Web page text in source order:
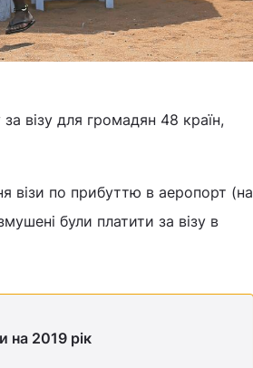
візу для громадян 48 країн,
візи по прибуттю в аеропорт (на
були платити за візу в
на 2019 рік